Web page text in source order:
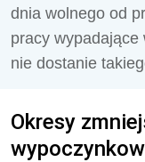
dnia wolnego od
pracy
nie dostanie
Okresy